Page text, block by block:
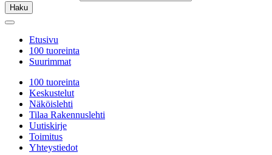
Haku
Etusivu
100 tuoreinta
Suurimmat
100 tuoreinta
Keskustelut
Näköislehti
Tilaa Rakennuslehti
Uutiskirje
Toimitus
Yhteystiedot